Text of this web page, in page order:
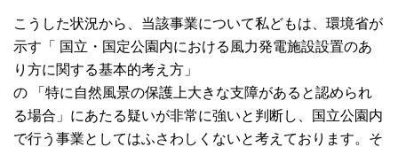
こうした状況から、当該事業について私どもは、環境省が
示す「 国立・国定公園内における風力発電施設設置のあ
り方に関する基本的考え方」
の 「特に自然風景の保護上大きな支障があると認められ
る場合」にあたる疑いが非常に強いと判断し、国立公園内
で行う事業としてはふさわしくないと考えております。そ